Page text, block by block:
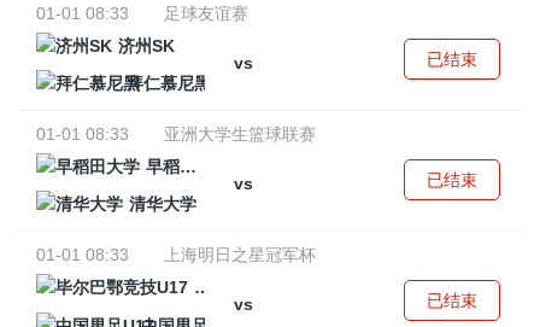
01-01 08:33
足球友谊赛
济州SK
vs
拜仁慕尼黑
已结束
01-01 08:33
亚洲大学生篮球联赛
早稻田大学
vs
清华大学
已结束
01-01 08:33
上海明日之星冠军杯
毕尔巴鄂竞技U17
vs
已结束